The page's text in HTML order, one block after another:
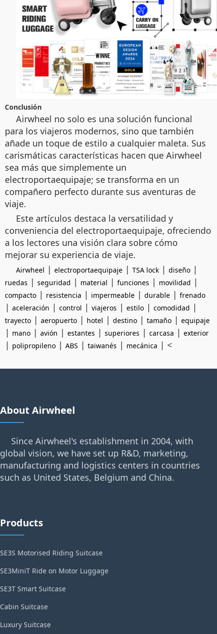
Conclusión
Airwheel no solo es una solución funcional
para los viajeros modernos, sino que también
añade un toque de estilo a cualquier maleta. Sus
carismáticas características hacen que Airwheel
sea más que simplemente un
electroportaequipaje; se transforma en un
compañero perfecto durante sus aventuras de
viaje.
Este artículos destaca la versatilidad y
conveniencia del electroportaequipaje, ofreciendo
a los lectores una visión clara sobre cómo
mejorar su experiencia de viaje.
Airwheel | electroportaequipaje | TSA lock | diseño |
ruedas | seguridad | material | funciones | movilidad |
compacto | resistencia | impermeable | durable | frenado
| aceleración | control | viajeros | estilo | comodidad |
trayecto | aeropuerto | hotel | destino | tamaño | equipaje
| mano | avión | estantes | superiores | carcasa | exterior
| polipropileno | ABS | taiwanés | mecánica | <
About Airwheel
Since Airwheel's establishment in 2004, with
global vision, we have set up R&D, marketing,
manufacturing and logistics centers in countries
such as United States, Belgium and China.
Products
SE3S Motorised Riding Suitcase
SE3MiniT Ride on Motor Luggage
SE3T Smart Suitcase
Cabin Suitcase
Luxury Suitcase